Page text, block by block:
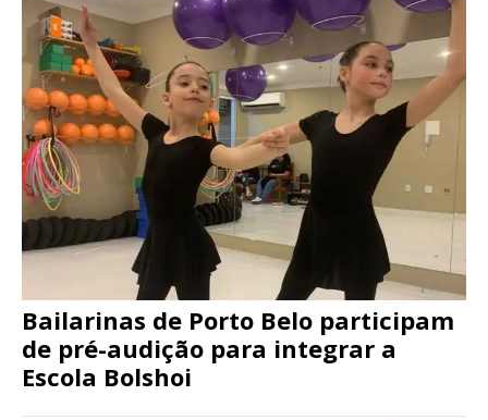
Bailarinas de Porto Belo participam
de pré-audição para integrar a
Escola Bolshoi